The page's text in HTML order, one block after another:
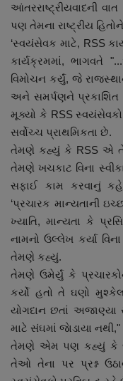
આંતરરાષ્ટ્રીયવાદની
પણ તેમના રાષ્ટ્રીય
‘સ્વયંસેવક માટે, RSS
કાર્યક્રમમાં, ભાગવતે
વિમોચન કર્યું, જે
અને સમર્પણને પ્રકાશિત
મૂક્યો કે RSS
સર્વોચ્ચ પ્રાથમિકતા છે.
તેમણે કહ્યું કે RSS એ
તેમણે ખચકાટ વિના
સફાઈ કામ કરવાનું
‘પ્રચારક માન્યતાની
ખ્યાતિ, માન્યતા કે
નામનો ઉલ્લેખ કર્યા
તેમણે કહ્યું.
તેમણે ઉમેર્યું કે
કર્યો હતો તે ઘણો
યોગદાન છતાં અજાણ્યા
માટે સંઘમાં જાેડાયા
તેમણે એમ પણ કહ્યું કે
તેઓ તેના પર પ્રશ્ન